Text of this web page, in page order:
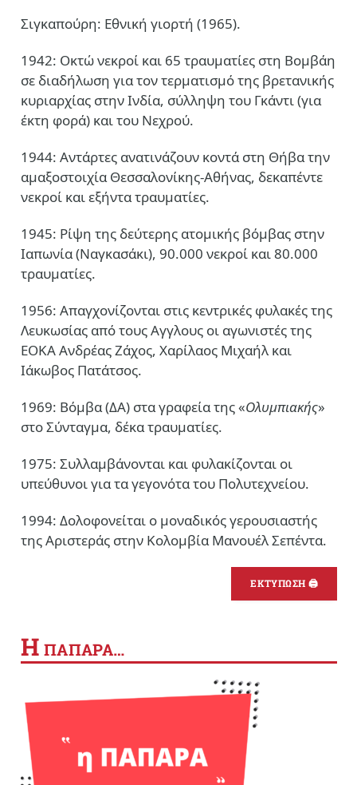
Σιγκαπούρη: Εθνική γιορτή (1965).
1942: Οκτώ νεκροί και 65 τραυματίες στη Βομβάη
σε διαδήλωση για τον τερματισμό της βρετανικής
κυριαρχίας στην Ινδία, σύλληψη του Γκάντι (για
έκτη φορά) και του Νεχρού.
1944: Αντάρτες ανατινάζουν κοντά στη Θήβα την
αμαξοστοιχία Θεσσαλονίκης-Αθήνας, δεκαπέντε
νεκροί και εξήντα τραυματίες.
1945: Ρίψη της δεύτερης ατομικής βόμβας στην
Ιαπωνία (Ναγκασάκι), 90.000 νεκροί και 80.000
τραυματίες.
1956: Απαγχονίζονται στις κεντρικές φυλακές της
Λευκωσίας από τους Αγγλους οι αγωνιστές της
ΕΟΚΑ Ανδρέας Ζάχος, Χαρίλαος Μιχαήλ και
Ιάκωβος Πατάτσος.
1969: Βόμβα (ΔΑ) στα γραφεία της «Ολυμπιακής»
στο Σύνταγμα, δέκα τραυματίες.
1975: Συλλαμβάνονται και φυλακίζονται οι
υπεύθυνοι για τα γεγονότα του Πολυτεχνείου.
1994: Δολοφονείται ο μοναδικός γερουσιαστής
της Αριστεράς στην Κολομβία Μανουέλ Σεπέντα.
ΕΚΤΥΠΩΣΗ 🖨
Η ΠΑΠΑΡΑ…